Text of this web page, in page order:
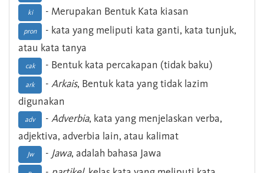
ki - Merupakan Bentuk Kata kiasan
pron
- kata yang meliputi kata ganti, kata tunjuk,
atau kata tanya
cak - Bentuk kata percakapan (tidak baku)
ark - Arkais, Bentuk kata yang tidak lazim
digunakan
adv - Adverbia, kata yang menjelaskan verba,
adjektiva, adverbia lain, atau kalimat
Jw - Jawa, adalah bahasa Jawa